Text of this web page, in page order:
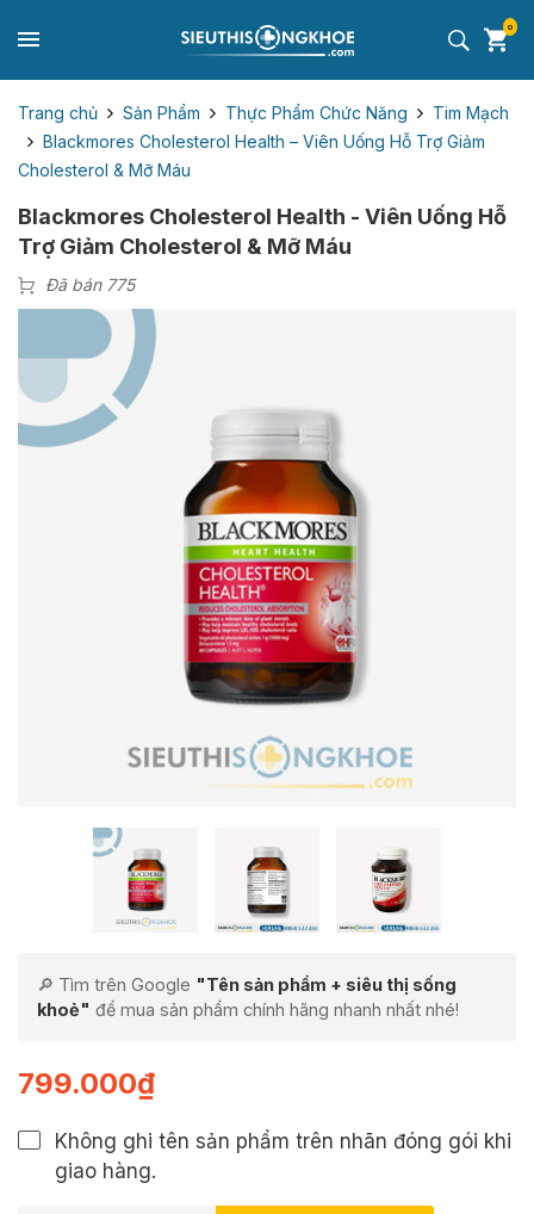
0
Trang chủ Sản Phẩm Thực Phẩm Chức Năng
Tim Mạch
Blackmores Cholesterol Health – Viên Uống Hỗ Trợ Giảm
Cholesterol & Mỡ Máu
Blackmores Cholesterol Health - Viên Uống Hỗ
Trợ Giảm Cholesterol & Mỡ Máu
Đã bán 775
🔎 Tìm trên Google "Tên sản phẩm + siêu thị sống
khoẻ" để mua sản phẩm chính hãng nhanh nhất nhé!
799.000₫
Không ghi tên sản phẩm trên nhãn đóng gói khi
giao hàng.